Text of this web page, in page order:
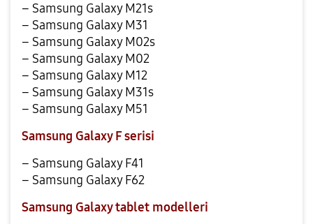
– Samsung Galaxy M21s
– Samsung Galaxy M31
– Samsung Galaxy M02s
– Samsung Galaxy M02
– Samsung Galaxy M12
– Samsung Galaxy M31s
– Samsung Galaxy M51
Samsung Galaxy F serisi
– Samsung Galaxy F41
– Samsung Galaxy F62
Samsung Galaxy tablet modelleri